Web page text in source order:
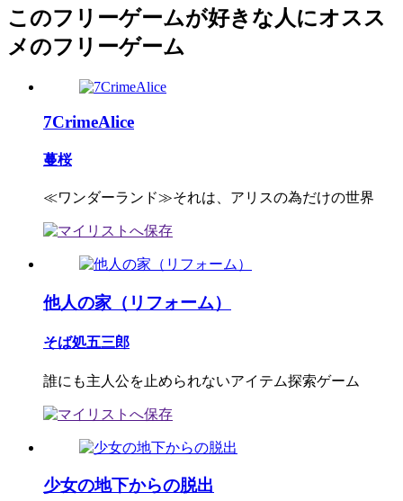
このフリーゲームが好きな人にオスス
メのフリーゲーム
7CrimeAlice
蔓桜
≪ワンダーランド≫それは、アリスの為だけの世界
他人の家（リフォーム）
そば処五三郎
誰にも主人公を止められないアイテム探索ゲーム
少女の地下からの脱出